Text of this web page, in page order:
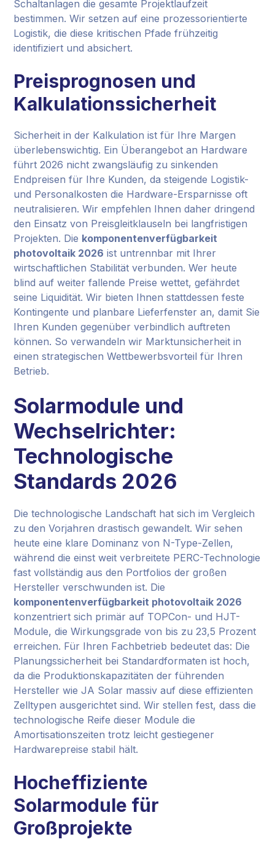
Schaltanlagen die gesamte Projektlaufzeit
bestimmen. Wir setzen auf eine prozessorientierte
Logistik, die diese kritischen Pfade frühzeitig
identifiziert und absichert.
Preisprognosen und
Kalkulationssicherheit
Sicherheit in der Kalkulation ist für Ihre Margen
überlebenswichtig. Ein Überangebot an Hardware
führt 2026 nicht zwangsläufig zu sinkenden
Endpreisen für Ihre Kunden, da steigende Logistik-
und Personalkosten die Hardware-Ersparnisse oft
neutralisieren. Wir empfehlen Ihnen daher dringend
den Einsatz von Preisgleitklauseln bei langfristigen
Projekten. Die komponentenverfügbarkeit
photovoltaik 2026 ist untrennbar mit Ihrer
wirtschaftlichen Stabilität verbunden. Wer heute
blind auf weiter fallende Preise wettet, gefährdet
seine Liquidität. Wir bieten Ihnen stattdessen feste
Kontingente und planbare Lieferfenster an, damit Sie
Ihren Kunden gegenüber verbindlich auftreten
können. So verwandeln wir Marktunsicherheit in
einen strategischen Wettbewerbsvorteil für Ihren
Betrieb.
Solarmodule und
Wechselrichter:
Technologische
Standards 2026
Die technologische Landschaft hat sich im Vergleich
zu den Vorjahren drastisch gewandelt. Wir sehen
heute eine klare Dominanz von N-Type-Zellen,
während die einst weit verbreitete PERC-Technologie
fast vollständig aus den Portfolios der großen
Hersteller verschwunden ist. Die
komponentenverfügbarkeit photovoltaik 2026
konzentriert sich primär auf TOPCon- und HJT-
Module, die Wirkungsgrade von bis zu 23,5 Prozent
erreichen. Für Ihren Fachbetrieb bedeutet das: Die
Planungssicherheit bei Standardformaten ist hoch,
da die Produktionskapazitäten der führenden
Hersteller wie JA Solar massiv auf diese effizienten
Zelltypen ausgerichtet sind. Wir stellen fest, dass die
technologische Reife dieser Module die
Amortisationszeiten trotz leicht gestiegener
Hardwarepreise stabil hält.
Hocheffiziente
Solarmodule für
Großprojekte